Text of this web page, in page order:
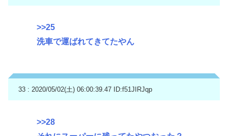
>>25
洗車で運ばれてきてたやん
33 : 2020/05/02(土) 06:00:39.47 ID:f51JIRJqp
>>28